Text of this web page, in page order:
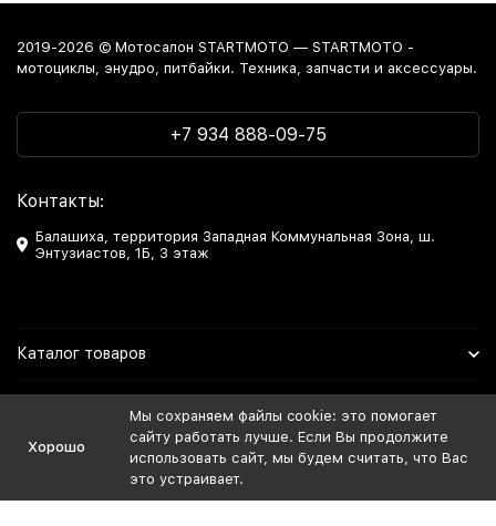
2019-2026 © Мотосалон STARTMOTO — STARTMOTO -
мотоциклы, энудро, питбайки. Техника, запчасти и аксессуары.
+7 934 888-09-75
Контакты:
Балашиха, территория Западная Коммунальная Зона, ш.
Энтузиастов, 1Б, 3 этаж
Каталог товаров
Мы в Соцсетях
Хорошо
Мы сохраняем файлы cookie: это помогает
сайту работать лучше. Если Вы продолжите
использовать сайт, мы будем считать, что Вас
это устраивает.